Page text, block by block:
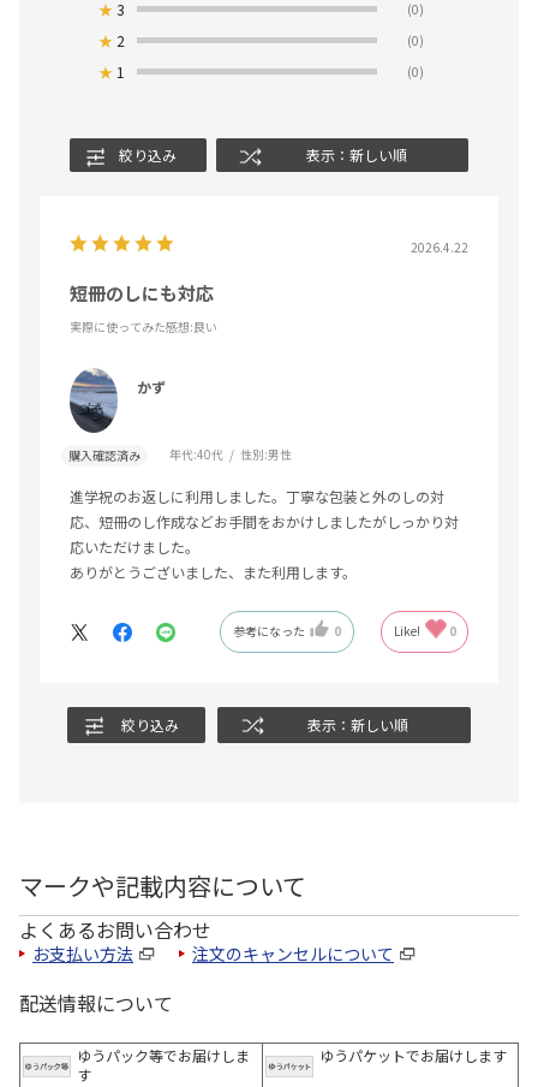
★3 (0)
★ 2 (0)
★ 1 (0)
絞り込み 表示：新しい順
2026.4.22
短冊のしにも対応
実際に使ってみた感想:良い
かず
購入確認済み 年代:40代 性別:男性
進学祝のお返しに利用しました。丁寧な包装と外のしの対
応、短冊のし作成などお手間をおかけしましたがしっかり対
応いただけました。
ありがとうございました、また利用します。
参考になった 0 Like! 0
絞り込み 表示：新しい順
マークや記載内容について
よくあるお問い合わせ
お支払い方法 注文のキャンセルについて
配送情報について
ゆうパック等でお届けしま
す
ゆうパケットでお届けします